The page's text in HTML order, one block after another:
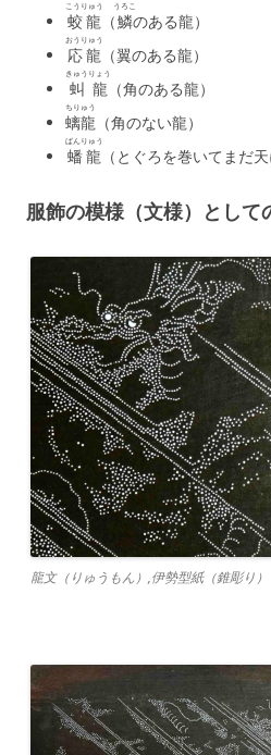
蛟龍
こうりゅう
（鱗
うろこ
のある龍）
応龍
おうりゅう
（翼のある龍）
虯龍
きゅうりょう
（角のある龍）
螭龍
ちりゅう
（角のない龍）
蟠龍
ばんりゅう
（とぐろを巻いてまだ
服飾の模様（文様）として
龍文（りゅうもん）,伊勢型紙（錐彫り）